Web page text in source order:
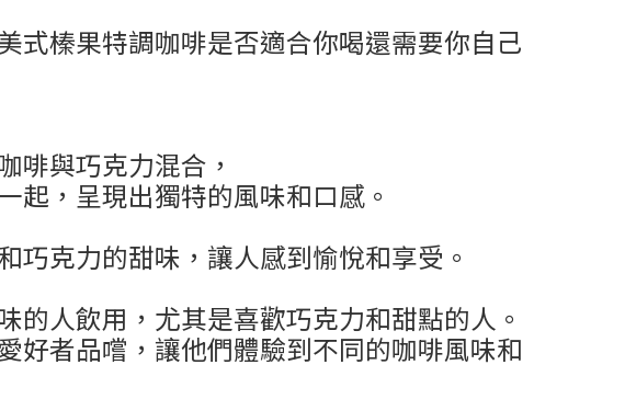
式榛果特調咖啡是否適合你喝還需要你自己
啡與巧克力混合，
起，呈現出獨特的風味和口感。
巧克力的甜味，讓人感到愉悅和享受。
的人飲用，尤其是喜歡巧克力和甜點的人。
好者品嚐，讓他們體驗到不同的咖啡風味和